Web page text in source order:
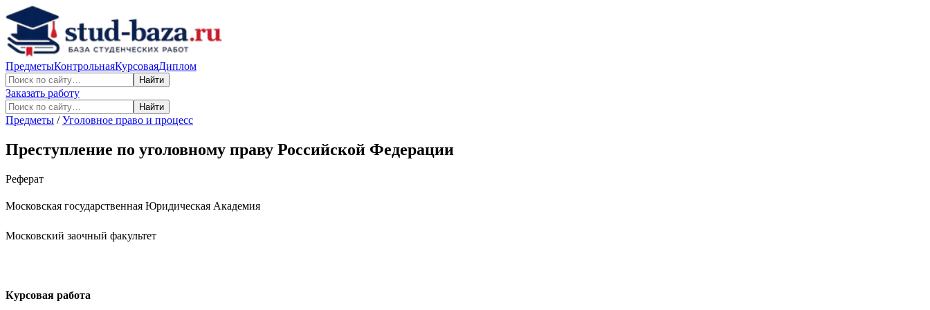
ПредметыКонтрольнаяКурсоваяДиплом
Найти
Заказать работу
Найти
Предметы /Уголовное право и процесс
Преступление по уголовному праву Российской Федерации
Реферат
Московская государственная Юридическая Академия
Московский заочный факультет
Курсовая работа